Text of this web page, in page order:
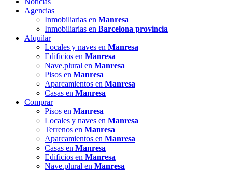
Agencias
Inmobiliarias en Manresa
Inmobiliarias en Barcelona provincia
Alquilar
Locales y naves en Manresa
Edificios en Manresa
Nave.plural en Manresa
Pisos en Manresa
Aparcamientos en Manresa
Casas en Manresa
Comprar
Pisos en Manresa
Locales y naves en Manresa
Terrenos en Manresa
Aparcamientos en Manresa
Casas en Manresa
Edificios en Manresa
Nave.plural en Manresa